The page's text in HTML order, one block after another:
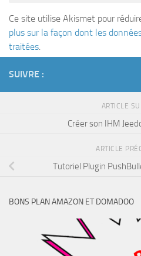
Ce site utilise Akismet pour
plus sur la façon dont les
traitées.
SUIVRE :
ARTICLE
Créer son IHM
ARTICLE
Tutoriel Plugin
BONS PLAN AMAZON ET DOMADOO